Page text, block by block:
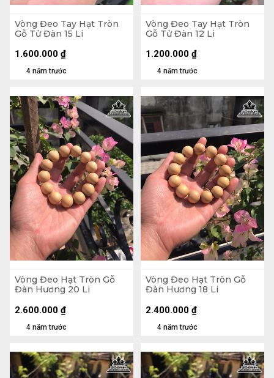
Vòng Đeo Tay Hạt Tròn
Gỗ Tử Đàn 15 Li
4 năm trước
1.600.000 ₫
Vòng Đeo Tay Hạt Tròn
Gỗ Tử Đàn 12 Li
4 năm trước
1.200.000 ₫
Vòng Đeo Hạt Tròn Gỗ
Đàn Hương 20 Li
4 năm trước
2.600.000 ₫
Vòng Đeo Hạt Tròn Gỗ
Đàn Hương 18 Li
4 năm trước
2.400.000 ₫